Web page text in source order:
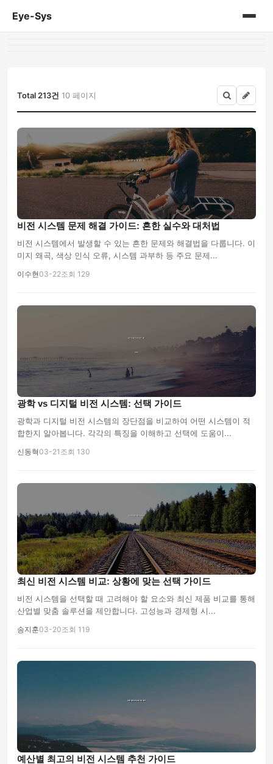
Eye-Sys
Total 213건 10 페이지
비전 시스템 문제 해결 가이드: 흔한 실수와 대처법
비전 시스템에서 발생할 수 있는 흔한 문제와 해결법을 다룹니다. 이
미지 왜곡, 색상 인식 오류, 시스템 과부하 등 주요 문제...
이수현03-22조회 129
광학 vs 디지털 비전 시스템: 선택 가이드
광학과 디지털 비전 시스템의 장단점을 비교하여 어떤 시스템이 적
합한지 알아봅니다. 각각의 특징을 이해하고 선택에 도움이...
신동혁03-21 조회 130
최신 비전 시스템 비교: 상황에 맞는 선택 가이드
비전 시스템을 선택할 때 고려해야 할 요소와 최신 제품 비교를 통해
산업별 맞춤 솔루션을 제안합니다. 고성능과 경제형 시...
송지훈03-20조회 119
예산별 최고의 비전 시스템 추천 가이드